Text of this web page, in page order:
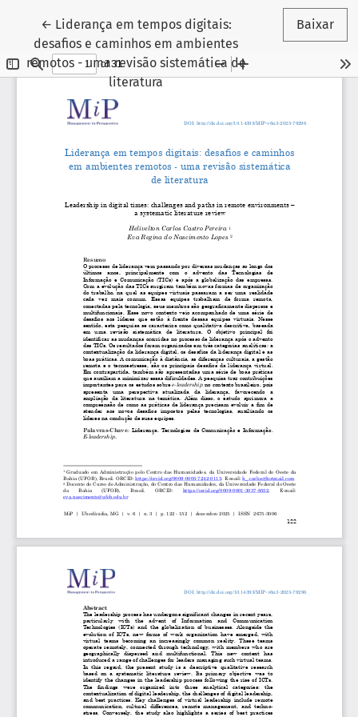
← Voltar aos Detalhes do Artigo
Liderança em tempos digitais:
desafios e caminhos em ambientes
remotos - uma revisão sistemática de
literatura
Baixar